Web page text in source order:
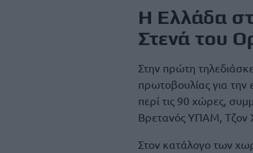
Η Ελλάδα
Στενά του
Στην πρώτη
πρωτοβουλίας για την
περί τις 90 χώρες,
Βρετανός ΥΠΑΜ, Τζον
Στον κατάλογο των